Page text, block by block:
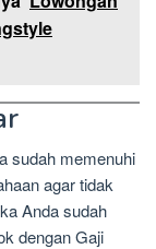
sudah memenuhi
agar tidak
Anda sudah
dengan Gaji